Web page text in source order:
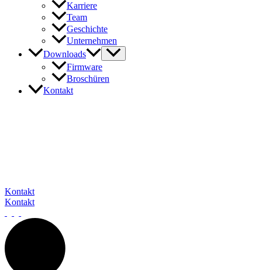
Karriere
Team
Geschichte
Unternehmen
Downloads
Firmware
Broschüren
Kontakt
Kontakt
Kontakt